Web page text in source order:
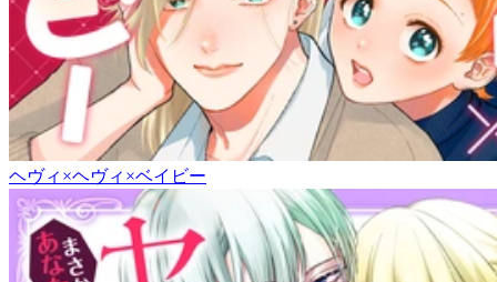
ヘヴィ×ヘヴィ×ベイビー